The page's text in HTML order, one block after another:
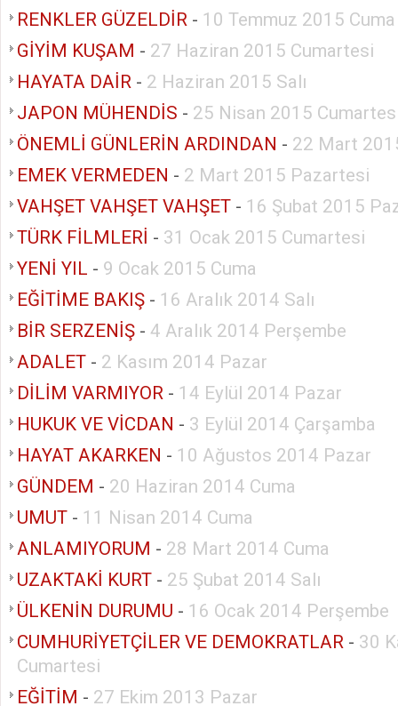
RENKLER GÜZELDİR - 10 Temmuz 2015 Cuma
GİYİM KUŞAM - 27 Haziran 2015 Cumartesi
HAYATA DAİR - 2 Haziran 2015 Salı
JAPON MÜHENDİS - 25 Nisan 2015
ÖNEMLİ GÜNLERİN ARDINDAN - 22 Mart
EMEK VERMEDEN - 2 Mart 2015 Pazartesi
VAHŞET VAHŞET VAHŞET - 16 Şubat 2015
TÜRK FİLMLERİ - 31 Ocak 2015 Cumartesi
YENİ YIL - 9 Ocak 2015 Cuma
EĞİTİME BAKIŞ - 16 Aralık 2014 Salı
BİR SERZENİŞ - 4 Aralık 2014 Perşembe
ADALET - 2 Kasım 2014 Pazar
DİLİM VARMIYOR - 14 Eylül 2014 Pazar
HUKUK VE VİCDAN - 3 Eylül 2014 Çarşamba
HAYAT AKARKEN - 10 Ağustos 2014 Pazar
GÜNDEM - 20 Haziran 2014 Cuma
UMUT - 11 Nisan 2014 Cuma
ANLAMIYORUM - 28 Mart 2014 Cuma
UZAKTAKİ KURT - 25 Şubat 2014 Salı
ÜLKENİN DURUMU - 16 Ocak 2014 Perşembe
CUMHURİYETÇİLER VE DEMOKRATLAR - 30
Cumartesi
EĞİTİM - 27 Ekim 2013 Pazar